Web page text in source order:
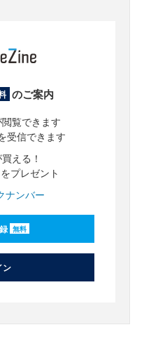
のご案内
覧できます
受信できます
える！
プレゼント
ナンバー
無料
ン